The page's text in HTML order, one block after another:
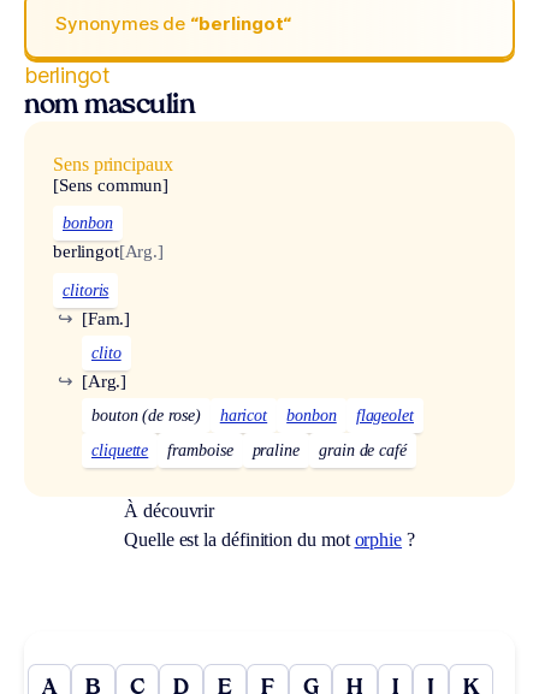
Synonymes de “berlingot“
berlingot
nom masculin
Sens principaux
[Sens commun]
bonbon
berlingot[Arg.]
clitoris
[Fam.]
↪
clito
[Arg.]
↪
bouton (de rose) haricot bonbon
flageolet
cliquette
framboise praline grain de café
À découvrir
Quelle est la définition du mot orphie ?
A B C D E F G H I J K